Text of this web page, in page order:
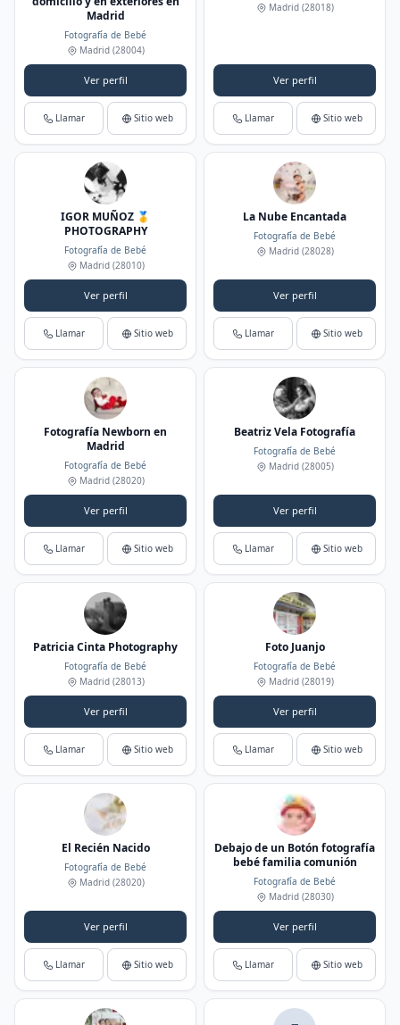
Madrid
Fotografía de Bebé
Madrid(28004)
Ver perfil
Llamar Sitio web
Madrid(28018)
Ver perfil
Llamar Sitio web
IGOR MUÑOZ 🥇
PHOTOGRAPHY
Fotografía de Bebé
Madrid(28010)
Ver perfil
Llamar Sitio web
La Nube Encantada
Fotografía de Bebé
Madrid(28028)
Ver perfil
Llamar Sitio web
Fotografía Newborn en
Madrid
Fotografía de Bebé
Madrid(28020)
Ver perfil
Llamar Sitio web
Beatriz Vela Fotografía
Fotografía de Bebé
Madrid(28005)
Ver perfil
Llamar Sitio web
Patricia Cinta Photography
Fotografía de Bebé
Madrid(28013)
Ver perfil
Llamar Sitio web
Foto Juanjo
Fotografía de Bebé
Madrid(28019)
Ver perfil
Llamar Sitio web
El Recién Nacido
Fotografía de Bebé
Madrid(28020)
Ver perfil
Llamar Sitio web
Debajo de un Botón fotografía
bebé familia comunión
Fotografía de Bebé
Madrid(28030)
Ver perfil
Llamar Sitio web